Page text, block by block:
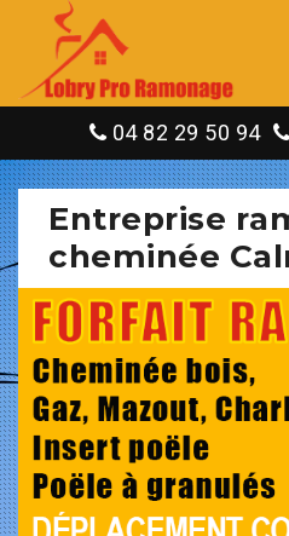
04 82 29 50 94
Entreprise
cheminée